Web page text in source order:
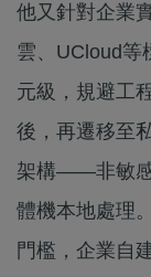
他又針對企業
雲、UCloud等
元級，規避工
後，再遷移至
架構——非敏感
體機本地處理
門檻，企業自